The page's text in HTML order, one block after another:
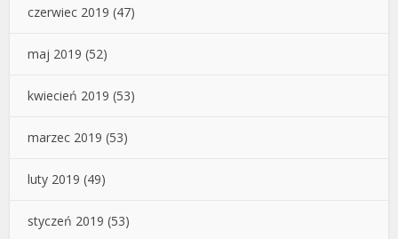
czerwiec 2019 (47)
maj 2019 (52)
kwiecień 2019 (53)
marzec 2019 (53)
luty 2019 (49)
styczeń 2019 (53)